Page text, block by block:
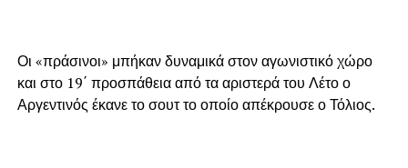
Οι «πράσινοι» μπήκαν δυναμικά στον αγωνιστικό χώρο
και στο 19΄ προσπάθεια από τα αριστερά του Λέτο ο
Αργεντινός έκανε το σουτ το οποίο απέκρουσε ο Τόλιος.